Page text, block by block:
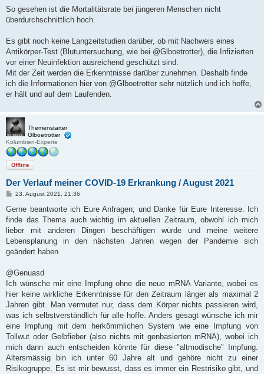
So gesehen ist die Mortalitätsrate bei jüngeren Menschen nicht
überdurchschnittlich hoch.
Es gibt noch keine Langzeitstudien darüber, ob mit Nachweis eines
Antikörper-Test (Blutuntersuchung, wie bei @Glboetrotter), die Infizierten
vor einer Neuinfektion ausreichend geschützt sind.
Mit der Zeit werden die Erkenntnisse darüber zunehmen. Deshalb finde
ich die Informationen hier von @Glboetrotter sehr nützlich und ich hoffe,
er hält und auf dem Laufenden.
Themenstarter
Glboetrotter
Kolumbien-Experte
Offline
Der Verlauf meiner COVID-19 Erkrankung / August 2021
B
i
r
a
23. August 2021, 21:36
Gerne beantworte ich Eure Anfragen; und Danke für Eure Interesse. Ich
finde das Thema auch wichtig im aktuellen Zeitraum, obwohl ich mich
lieber mit anderen Dingen beschäftigen würde und meine weitere
Lebensplanung in den nächsten Jahren wegen der Pandemie sich
geändert haben.
@Genuasd
Ich wünsche mir eine Impfung ohne die neue mRNA Variante, wobei es
hier keine wirkliche Erkenntnisse für den Zeitraum länger als maximal 2
Jahren gibt. Man vermutet nur, dass dem Körper nichts passieren wird,
was ich selbstverständlich für alle hoffe. Anders gesagt wünsche ich mir
eine Impfung mit dem herkömmlichen System wie eine Impfung von
Tollwut oder Gelbfieber (also nichts mit genbasierten mRNA), wobei ich
mich dann auch entscheiden könnte für diese "altmodische" Impfung.
Altersmässig bin ich unter 60 Jahre alt und gehöre nicht zu einer
Risikogruppe. Es ist mir bewusst, dass es immer ein Restrisiko gibt, und